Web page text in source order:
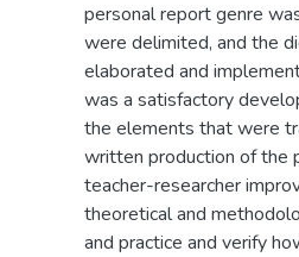
personal report genre
were delimited, and the
elaborated and
was a satisfactory
the elements that were
written production of the
teacher-researcher
theoretical and
and practice and verify